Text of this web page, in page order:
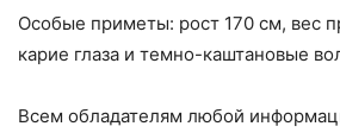
Особые приметы: рост 170 см, вес
карие глаза и темно-каштановые
Всем обладателям любой